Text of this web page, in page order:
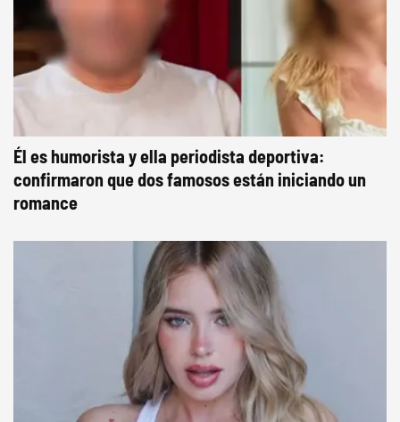
Él es humorista y ella periodista deportiva:
confirmaron que dos famosos están iniciando un
romance